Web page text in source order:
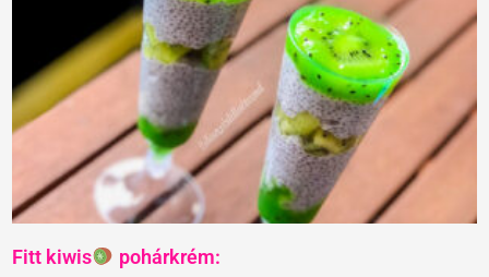
Fitt kiwis pohárkrém: